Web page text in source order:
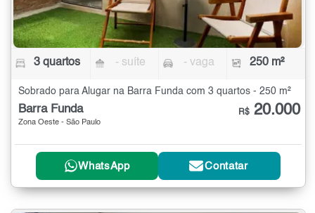
3 quartos - suíte - vaga 250 m²
Sobrado para Alugar na Barra Funda com 3 quartos - 250 m²
Barra Funda
Zona Oeste - São Paulo
R$ 20.000
WhatsApp Contatar